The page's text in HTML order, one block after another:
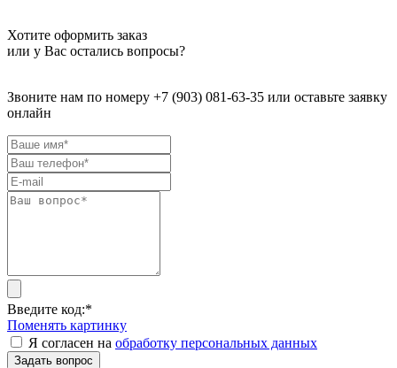
Хотите оформить заказ
или у Вас остались вопросы?
Звоните нам по номеру +7 (903) 081-63-35 или оставьте заявку
онлайн
Введите код:*
Поменять картинку
Я согласен на обработку персональных данных
Задать вопрос